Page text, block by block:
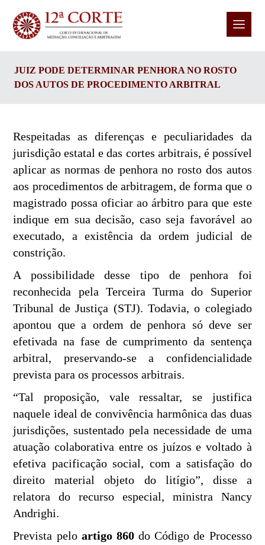
JUIZ PODE DETERMINAR PENHORA NO ROSTO
DOS AUTOS DE PROCEDIMENTO ARBITRAL
Respeitadas as diferenças e peculiaridades da
jurisdição estatal e das cortes arbitrais, é possível
aplicar as normas de penhora no rosto dos autos
aos procedimentos de arbitragem, de forma que o
magistrado possa oficiar ao árbitro para que este
indique em sua decisão, caso seja favorável ao
executado, a existência da ordem judicial de
constrição.
A possibilidade desse tipo de penhora foi
reconhecida pela Terceira Turma do Superior
Tribunal de Justiça (STJ). Todavia, o colegiado
apontou que a ordem de penhora só deve ser
efetivada na fase de cumprimento da sentença
arbitral, preservando-se a confidencialidade
prevista para os processos arbitrais.
“Tal proposição, vale ressaltar, se justifica
naquele ideal de convivência harmônica das duas
jurisdições, sustentado pela necessidade de uma
atuação colaborativa entre os juízos e voltado à
efetiva pacificação social, com a satisfação do
direito material objeto do litígio”, disse a
relatora do recurso especial, ministra Nancy
Andrighi.
Prevista pelo artigo 860do Código de Processo